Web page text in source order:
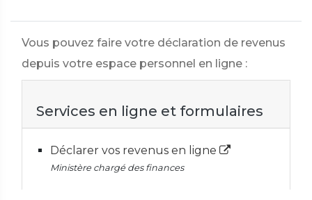
Vous pouvez faire votre déclaration de revenus
depuis votre espace personnel en ligne :
Services en ligne et formulaires
Déclarer vos revenus en ligne
Ministère chargé des finances